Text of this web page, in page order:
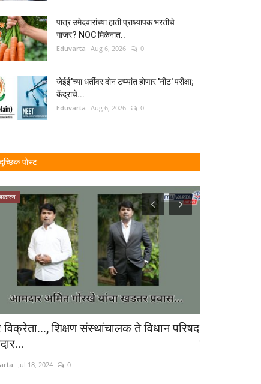
पात्र उमेदवारांच्या हाती प्राध्यापक भरतीचे
गाजर? NOC मिळेनात..
Eduvarta Aug 6, 2026 0
जेईई'च्या धर्तीवर दोन टप्प्यांत होणार 'नीट' परीक्षा;
केंद्राचे...
Eduvarta Aug 6, 2026 0
पोस्ट
विक्रेता..., शिक्षण संस्थांचालक ते विधान परिषद
Jul 18, 2024 0